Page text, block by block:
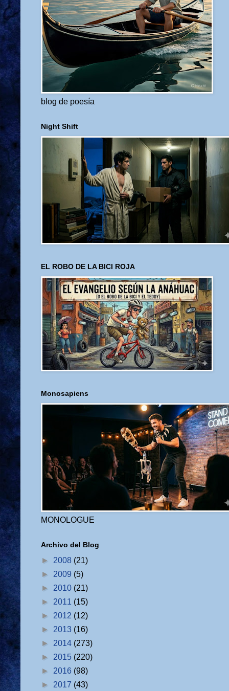
blog de poesía
Night Shift
EL ROBO DE LA BICI ROJA
Monosapiens
MONOLOGUE
Archivo del Blog
► 2008 (21)
► 2009 (5)
► 2010 (21)
► 2011 (15)
► 2012 (12)
► 2013 (16)
► 2014 (273)
► 2015 (220)
► 2016 (98)
► 2017 (43)